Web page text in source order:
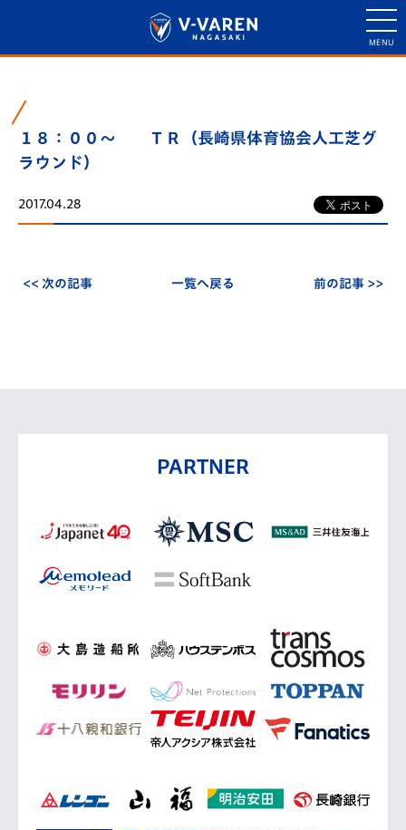
１８：００～ ＴＲ（長崎県体育協会人工芝グ
ラウンド）
2017.04.28
<< 次の記事 一覧へ戻る 前の記事 >>
PARTNER